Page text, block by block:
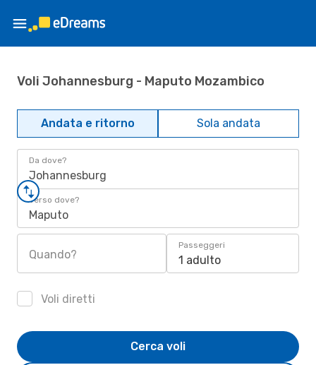
Voli Johannesburg - Maputo Mozambico
Andata e ritorno Sola andata
Da dove?
Johannesburg
Verso dove?
Maputo
Quando?
Passeggeri
1 adulto
Voli diretti
Cerca voli